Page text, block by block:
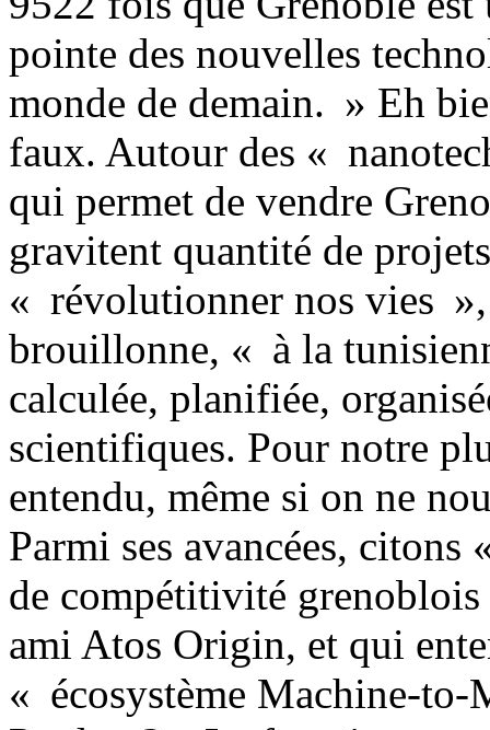
pointe des nouvelles
monde de demain. » Eh
faux. Autour des «
qui permet de vendre
gravitent quantité de
« révolutionner nos vies »,
brouillonne, « à la
calculée, planifiée,
scientifiques. Pour notre
entendu, même si on ne
Parmi ses avancées,
de compétitivité
ami Atos Origin, et qui
« écosystème Machine-